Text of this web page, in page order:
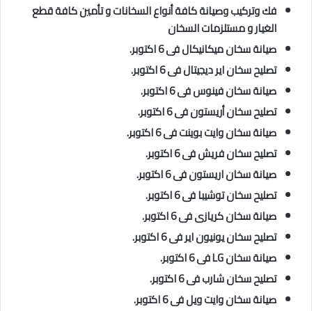
فك وتركيب وصيانة كافة أنواع السخانات و تأمين كافة قطع
الغيار و مستلزمات السخان
صيانة سخان ميكانيكال فى 6 اكتوبر.
تصليح سخان اير ديجيتال فى 6 اكتوبر.
صيانة سخان فينوس فى 6 اكتوبر.
تصليحسخان أريستون فى 6 اكتوبر.
صيانة سخان وايت بوينت فى 6 اكتوبر.
تصليحسخان فريش فى 6 اكتوبر.
صيانة سخان اريستون فى 6 اكتوبر.
تصليحسخان توشيبا فى 6 اكتوبر.
صيانة سخان كريازى فى 6 اكتوبر.
تصليحسخان يونيون اير فى 6 اكتوبر.
صيانة سخان LG فى 6 اكتوبر.
تصليحسخان شارب فى 6 اكتوبر.
صيانة سخان وايت ويل فى 6 اكتوبر.